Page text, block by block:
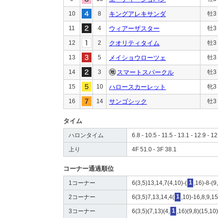
10 8 キングアレキサンダ 牡3
11 4 ウィアーザスター 牡3
12 2 クオリティタイム 牡3
13 5 メイショウローツェ 牡3
14 3 スマートスパークル 牡3
15 10 ハロースカーレット 牝3
16 14 サンゴシック 牡3
タイム
ハロンタイム 6.8 - 10.5 - 11.5 - 13.1 - 12.9 -
上り 4F 51.0 - 3F 38.1
コーナー通過順位
1コーナー 6(3,5)13,14,7(4,10)-( 1 ,16)-8-
2コーナー 6(3,5)7,13,14,4( 1 ,10)-
3コーナー 6(3,5)(7,13)(4, 1